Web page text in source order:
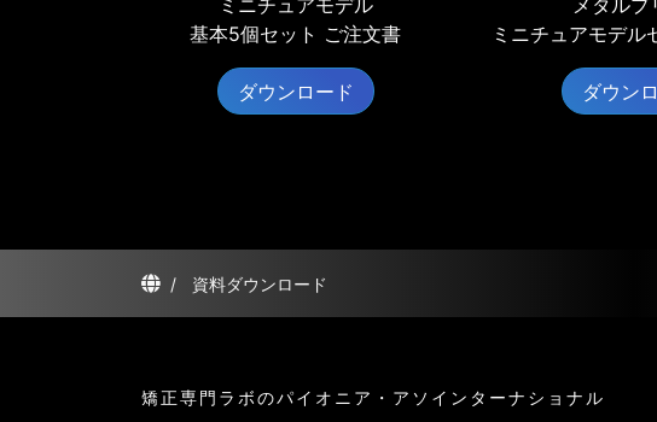
ミニチュアモデル
基本5個セット ご注文書
ダウンロード
メタルプ
ミニチュアモデル
ダウン
/ 資料ダウンロード
矯正専門ラボのパイオニア・アソインターナショナル